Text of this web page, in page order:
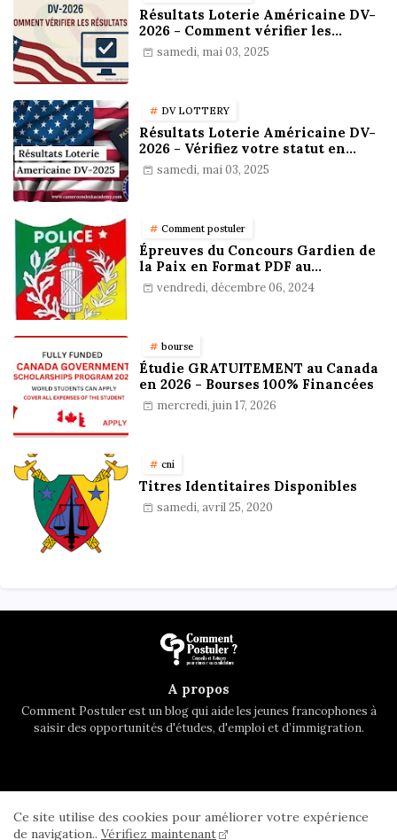
Résultats Loterie Américaine DV-
2026 - Comment vérifier les
résultats
samedi, mai 03, 2025
DV LOTTERY
Résultats Loterie Américaine DV-
2026 - Vérifiez votre statut en
ligne !
samedi, mai 03, 2025
Comment postuler
Épreuves du Concours Gardien de
la Paix en Format PDF au
Cameroun : Stratégies,
Préparation et Astuces pour
vendredi, décembre 06, 2024
bourse
Étudie GRATUITEMENT au Canada
en 2026 - Bourses 100% Financées
mercredi, juin 17, 2026
cni
Titres Identitaires Disponibles
samedi, avril 25, 2020
A propos
Comment Postuler est un blog qui aide les jeunes francophones à
saisir des opportunités d'études, d'emploi et d’immigration.
Privacy Policy
Ce site utilise des cookies pour améliorer votre expérience
de navigation.. Vérifiez maintenant